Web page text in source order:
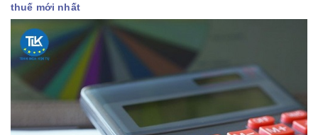
thuế mới nhất